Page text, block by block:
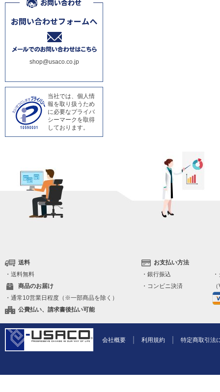
shop@usaco.co.jp
当社では、個人情
報を取り扱うため
に必要なプライバ
シーマークを取得
しております。
送料
・送料無料
商品のお届け
・通常10営業日程度（※一部商品を除く）
公費払い、請求書後払い可能
お支払い方法
・銀行振込
・コンビニ決済
会社概要 利用規約 特定商取引法